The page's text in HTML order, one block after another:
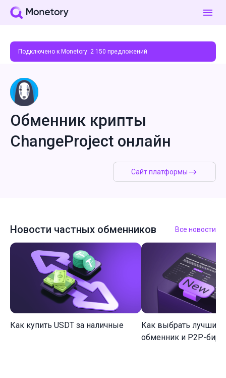
Подключено к Monetory: 2 150 предложений
Сайт платформы
Обменник крипты
ChangeProject онлайн
Новости частных обменников Все новости
Как купить USDT за наличные
Как выбрать лучший
обменник и P2P-